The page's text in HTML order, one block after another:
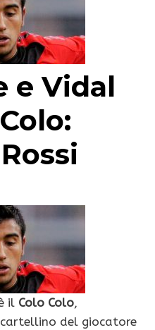
e Vidal
il Colo Colo,
del giocatore